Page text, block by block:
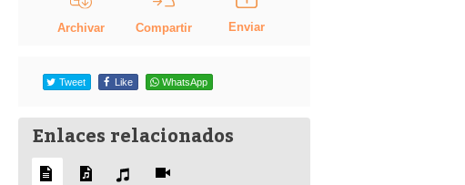
Archivar Compartir Enviar
Tweet Like WhatsApp
Enlaces relacionados